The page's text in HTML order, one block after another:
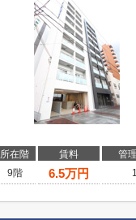
所在階 賃料
管
9階
6.5万円